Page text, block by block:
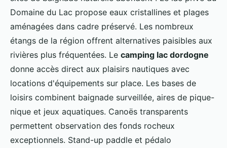
Domaine du Lac propose eaux cristallines et plages
aménagées dans cadre préservé. Les nombreux
étangs de la région offrent alternatives paisibles aux
rivières plus fréquentées. Le camping lac dordogne
donne accès direct aux plaisirs nautiques avec
locations d'équipements sur place. Les bases de
loisirs combinent baignade surveillée, aires de pique-
nique et jeux aquatiques. Canoës transparents
permettent observation des fonds rocheux
exceptionnels. Stand-up paddle et pédalo